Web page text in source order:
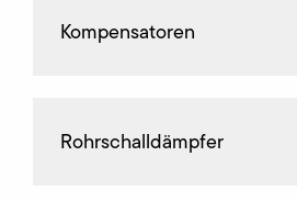
Kompensatoren
Rohrschalldämpfer